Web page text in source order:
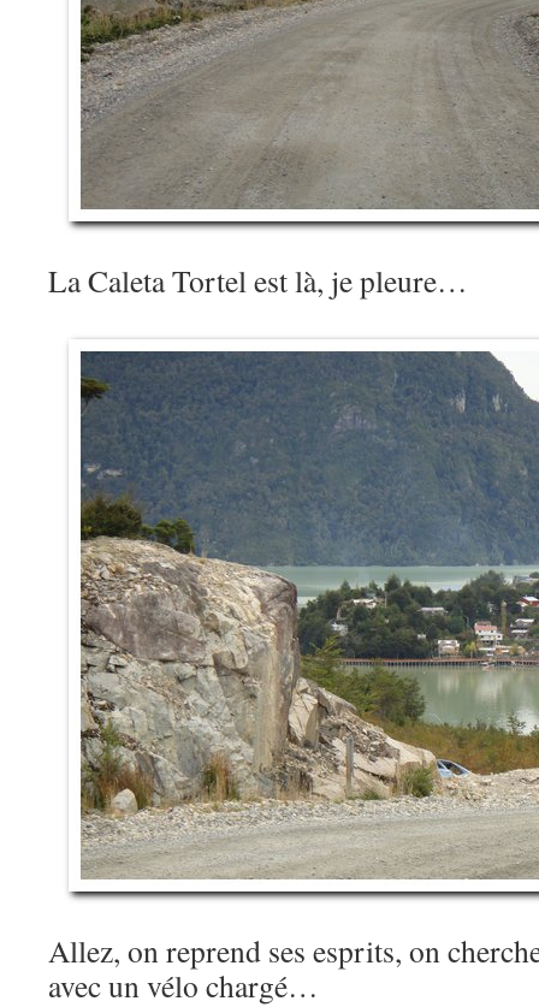
La Caleta Tortel est là, je pleure…
Allez, on reprend ses esprits, on
avec un vélo chargé…